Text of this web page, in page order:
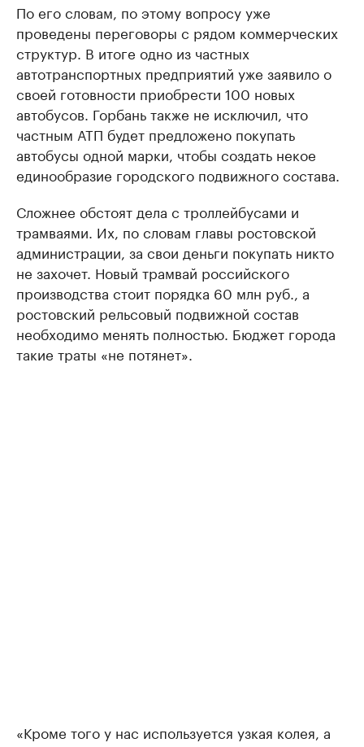
По его словам, по этому вопросу уже
проведены переговоры с рядом коммерческих
структур. В итоге одно из частных
автотранспортных предприятий уже заявило о
своей готовности приобрести 100 новых
автобусов. Горбань также не исключил, что
частным АТП будет предложено покупать
автобусы одной марки, чтобы создать некое
единообразие городского подвижного состава.
Сложнее обстоят дела с троллейбусами и
трамваями. Их, по словам главы ростовской
администрации, за свои деньги покупать никто
не захочет. Новый трамвай российского
производства стоит порядка 60 млн руб., а
ростовский рельсовый подвижной состав
необходимо менять полностью. Бюджет города
такие траты «не потянет».
«Кроме того у нас используется узкая колея, а